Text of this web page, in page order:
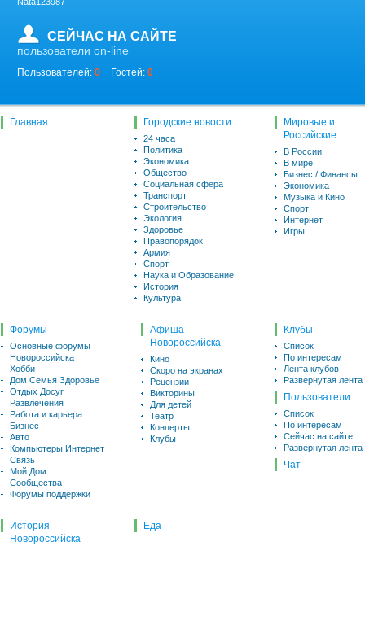
СЕЙЧАС НА САЙТЕ
пользователи on-line
Пользователей: 0 Гостей: 0
Главная Городские новости
24 часа
Политика
Экономика
Общество
Социальная сфера
Транспорт
Строительство
Экология
Здоровье
Правопорядок
Армия
Спорт
Наука и Образование
История
Культура
Мировые и
Российские
В России
В мире
Бизнес / Финансы
Экономика
Музыка и Кино
Спорт
Интернет
Игры
Форумы
Основные форумы
Новороссийска
Хобби
Дом Семья Здоровье
Отдых Досуг
Развлечения
Работа и карьера
Бизнес
Авто
Компьютеры Интернет
Связь
Мой Дом
Сообщества
Форумы поддержки
Афиша
Новороссийска
Кино
Скоро на экранах
Рецензии
Викторины
Для детей
Театр
Концерты
Клубы
Клубы
Список
По интересам
Лента клубов
Развернутая лента
Пользователи
Список
По интересам
Сейчас на сайте
Развернутая лента
Чат
История
Новороссийска
Еда